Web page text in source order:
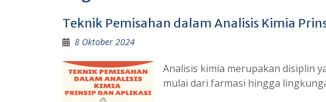
Teknik Pemisahan dalam Analisis Kimia
8 Oktober 2024
Analisis kimia merupakan disiplin
mulai dari farmasi hingga